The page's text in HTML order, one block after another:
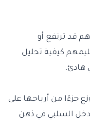
قد ترتفع أو
كيفية تحليل
هادئ.
جزءًا من أرباحها على
السلبي في ذهن